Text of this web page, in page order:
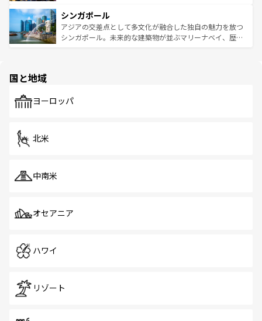
参照してほしい。
激する。気候は一年中温暖で、どの季節にも異なる楽しみ
が待っている。親しみやすいタイの人々、仏教を中心とし
た文化、そして多様な観光資源が、訪れる旅人を魅了し続
み、どこを訪れても感動するはず。観光スポットが密集し
ており、効率よく見どころを回れるのも魅力。息をのむよ
うな絶景から文化的な体験まで、香港を存分に楽しみ尽く
シンガポール
アジアの交差点として多文化が融合した独自の魅力を放つ
シンガポール。未来的な建築物が並ぶマリーナベイ、歴史
で、ホーカーズは地元の風情を楽しめる外せないスポット
国と地域
ヨーロッパ
北米
中南米
オセアニア
ハワイ
リゾート